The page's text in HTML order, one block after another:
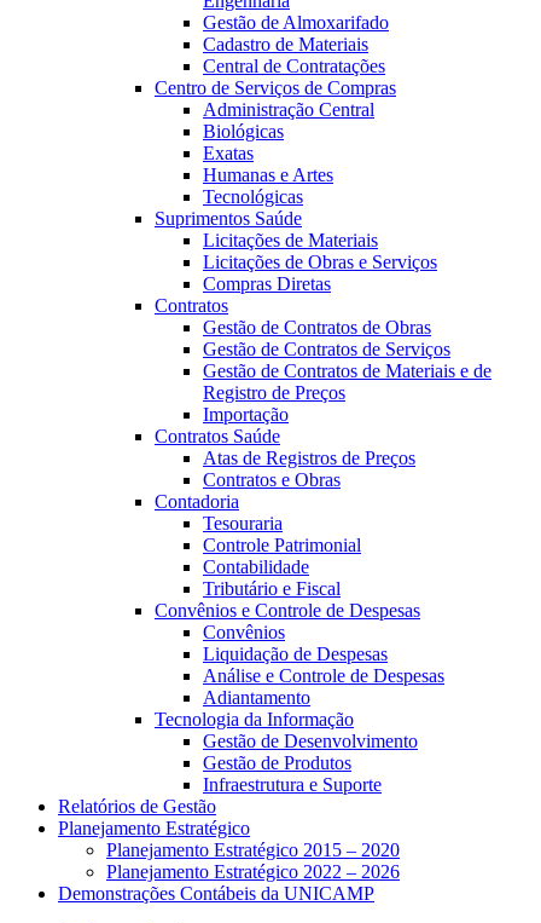
Gestão de Almoxarifado
Cadastro de Materiais
Central de Contratações
Centro de Serviços de Compras
Administração Central
Biológicas
Exatas
Humanas e Artes
Tecnológicas
Suprimentos Saúde
Licitações de Materiais
Licitações de Obras e Serviços
Compras Diretas
Contratos
Gestão de Contratos de Obras
Gestão de Contratos de Serviços
Gestão de Contratos de Materiais e de
Registro de Preços
Importação
Contratos Saúde
Atas de Registros de Preços
Contratos e Obras
Contadoria
Tesouraria
Controle Patrimonial
Contabilidade
Tributário e Fiscal
Convênios e Controle de Despesas
Convênios
Liquidação de Despesas
Análise e Controle de Despesas
Adiantamento
Tecnologia da Informação
Gestão de Desenvolvimento
Gestão de Produtos
Infraestrutura e Suporte
Relatórios de Gestão
Planejamento Estratégico
Planejamento Estratégico 2015 – 2020
Planejamento Estratégico 2022 – 2026
Demonstrações Contábeis da UNICAMP